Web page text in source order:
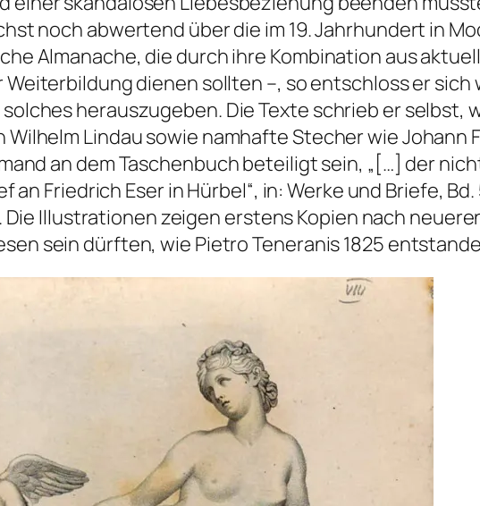
noch abwertend über die im 19. Jahrhundert in
Almanache, die durch ihre Kombination aus
dienen sollten –, so entschloss er
herauszugeben. Die Texte schrieb er selbst,
Lindau sowie namhafte Stecher wie Johann
an dem Taschenbuch beteiligt sein, „[…] der
an Friedrich Eser in Hürbel“, in:Werke und Briefe, Bd.
Die Illustrationen zeigen erstens Kopien nach
sein dürften, wie Pietro Teneranis 1825